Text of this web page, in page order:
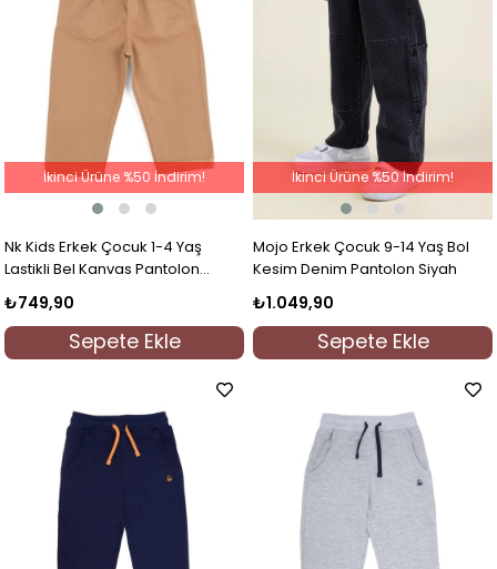
Nk Kids Erkek Çocuk 1-4 Yaş
Lastikli Bel Kanvas Pantolon
Camel
₺749,90
Sepete Ekle
İkinci Ürüne %50 İndirim!
Mojo Erkek Çocuk 9-14 Yaş Bol
Kesim Denim Pantolon Siyah
₺1.049,90
Sepete Ekle
İkinci Ürüne %50 İndirim!